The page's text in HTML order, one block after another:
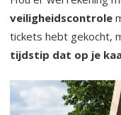
veiligheidscontrole
tickets hebt gekocht,
tijdstip dat op je